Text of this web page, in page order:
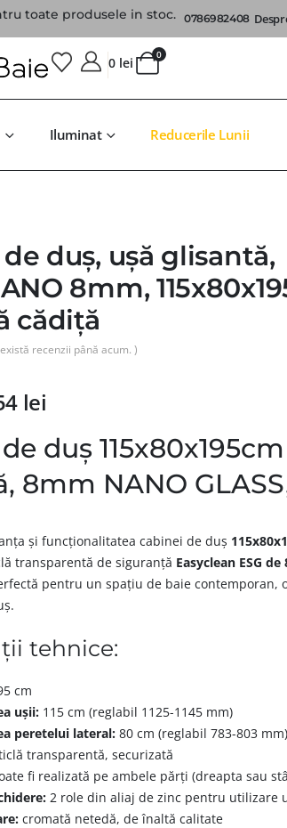
toate produsele in stoc. 0786982408
0
0 lei
Iluminat Reducerile Lunii
duș, ușă glisantă,
8mm,
cădiță
recenzii până acum. )
lei
duș
8mm NANO
și funcționalitatea cabinei de duș
transparentă de siguranță Easyclean ESG
pentru un spațiu de baie
tehnice:
cm
ușii: 115 cm (reglabil 1125-1145 mm)
peretelui lateral: 80 cm (reglabil 783-803 mm)
transparentă, securizată
fi realizată pe ambele părți (dreapta sau
2 role din aliaj de zinc pentru utilizare
cromată netedă, de înaltă calitate